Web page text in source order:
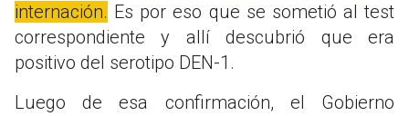
internación. Es por eso que se sometió al test
correspondiente y allí descubrió que era
positivo del serotipo DEN-1.
Luego de esa confirmación, el Gobierno